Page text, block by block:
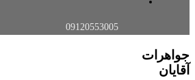
09120553005
جواهرات
آقایان